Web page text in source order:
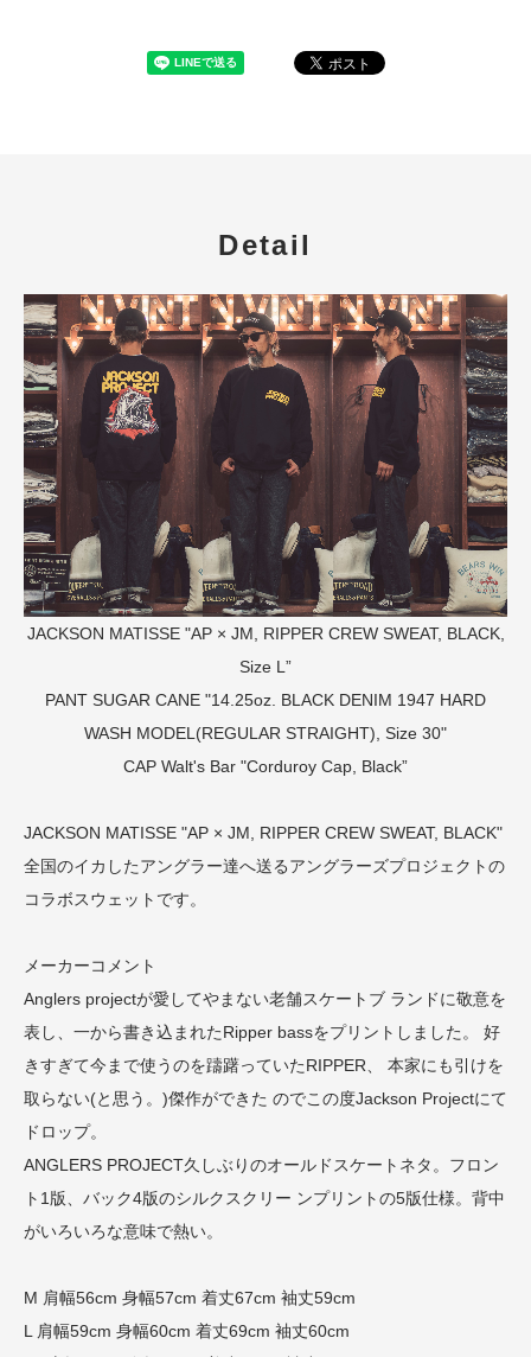
Detail
JACKSON MATISSE "AP × JM, RIPPER CREW SWEAT, BLACK,
Size L”
PANT SUGAR CANE "14.25oz. BLACK DENIM 1947 HARD
WASH MODEL(REGULAR STRAIGHT), Size 30"
CAP Walt's Bar "Corduroy Cap, Black”
JACKSON MATISSE "AP × JM, RIPPER CREW SWEAT, BLACK"
全国のイカしたアングラー達へ送るアングラーズプロジェクトの
コラボスウェットです。
メーカーコメント
Anglers projectが愛してやまない老舗スケートブ ランドに敬意を
表し、一から書き込まれたRipper bassをプリントしました。 好
きすぎて今まで使うのを躊躇っていたRIPPER、 本家にも引けを
取らない(と思う。)傑作ができた のでこの度Jackson Projectにて
ドロップ。
ANGLERS PROJECT久しぶりのオールドスケートネタ。フロン
ト1版、バック4版のシルクスクリー ンプリントの5版仕様。背中
がいろいろな意味で熱い。
M 肩幅56cm 身幅57cm 着丈67cm 袖丈59cm
L 肩幅59cm 身幅60cm 着丈69cm 袖丈60cm